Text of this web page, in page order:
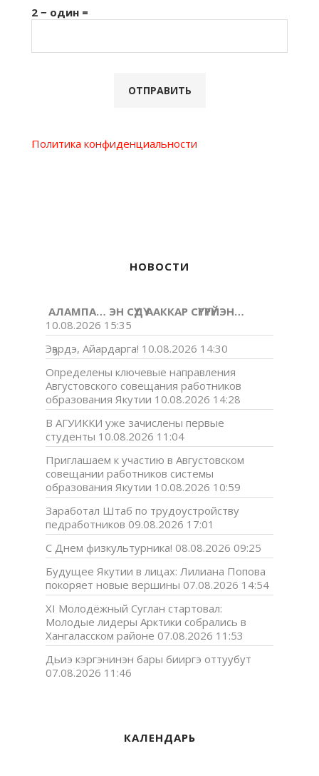
2 − один =
Политика конфиденциальности
НОВОСТИ
АЛАМПА… ЭН СҮДҮ ААККАР СҮГҮРҮЙЭН…
10.08.2026 15:35
Эҕэрдэ, Айардарга! 10.08.2026 14:30
Определены ключевые направления
Августовского совещания работников
образования Якутии 10.08.2026 14:28
В АГУИККИ уже зачислены первые
студенты 10.08.2026 11:04
Приглашаем к участию в Августовском
совещании работников системы
образования Якутии 10.08.2026 10:59
Заработал Штаб по трудоустройству
педработников 09.08.2026 17:01
С Днем физкультурника! 08.08.2026 09:25
Будущее Якутии в лицах: Лилиана Попова
покоряет новые вершины 07.08.2026 14:54
XI Молодёжный Суглан стартовал:
Молодые лидеры Арктики собрались в
Хангаласском районе 07.08.2026 11:53
Дьиэ кэргэнинэн бары бииргэ оттуубут
07.08.2026 11:46
КАЛЕНДАРЬ